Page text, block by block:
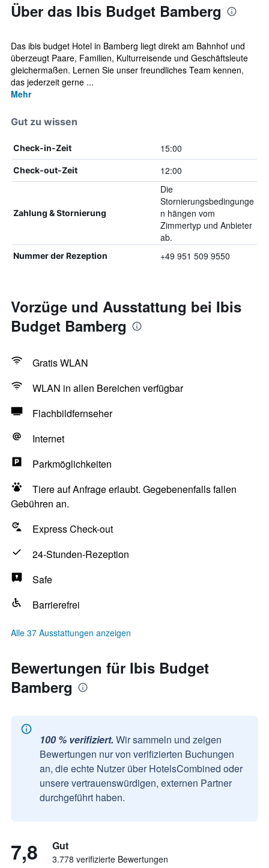
Über das Ibis Budget Bamberg
Das ibis budget Hotel in Bamberg liegt direkt am Bahnhof und
überzeugt Paare, Familien, Kulturreisende und Geschäftsleute
gleichermaßen. Lernen Sie unser freundliches Team kennen,
das jederzeit gerne ...
Mehr
Gut zu wissen
Check-in-Zeit 15:00
Check-out-Zeit 12:00
Zahlung & Stornierung
Die
Stornierungsbedingunge
n hängen vom
Zimmertyp und Anbieter
ab.
Nummer der Rezeption +49 951 509 9550
Vorzüge und Ausstattung bei Ibis
Budget Bamberg
Gratis WLAN
WLAN in allen Bereichen verfügbar
Flachbildfernseher
Internet
Parkmöglichkeiten
Tiere auf Anfrage erlaubt. Gegebenenfalls fallen
Gebühren an.
Express Check-out
24-Stunden-Rezeption
Safe
Barrierefrei
Alle 37 Ausstattungen anzeigen
Bewertungen für Ibis Budget
Bamberg
100 % verifiziert. Wir sammeln und zeigen
Bewertungen nur von verifizierten Buchungen
an, die echte Nutzer über HotelsCombined oder
unsere vertrauenswürdigen, externen Partner
durchgeführt haben.
7,8 Gut
3.778 verifizierte Bewertungen